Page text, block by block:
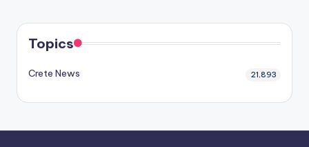
Topics
Crete News 21,893